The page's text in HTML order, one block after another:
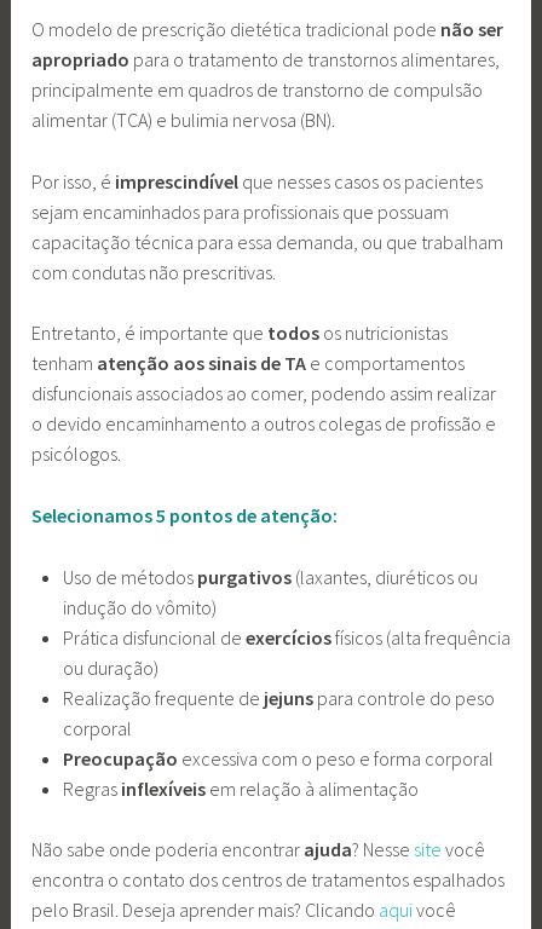
O modelo de prescrição dietética tradicional pode não ser
apropriado para o tratamento de transtornos alimentares,
principalmente em quadros de transtorno de compulsão
alimentar (TCA) e bulimia nervosa (BN).
Por isso, é imprescindível que nesses casos os pacientes
sejam encaminhados para profissionais que possuam
capacitação técnica para essa demanda, ou que trabalham
com condutas não prescritivas.
Entretanto, é importante que todos os nutricionistas
tenham atenção aos sinais de TA e comportamentos
disfuncionais associados ao comer, podendo assim realizar
o devido encaminhamento a outros colegas de profissão e
psicólogos.
Selecionamos 5 pontos de atenção:
Uso de métodos purgativos(laxantes, diuréticos ou
indução do vômito)
Prática disfuncional de exercíciosfísicos (alta frequência
ou duração)
Realização frequente de jejunspara controle do peso
corporal
Preocupação excessiva com o peso e forma corporal
Regras inflexíveisem relação à alimentação
Não sabe onde poderia encontrar ajuda? Nesse sitevocê
encontra o contato dos centros de tratamentos espalhados
pelo Brasil. Deseja aprender mais? Clicando aquivocê